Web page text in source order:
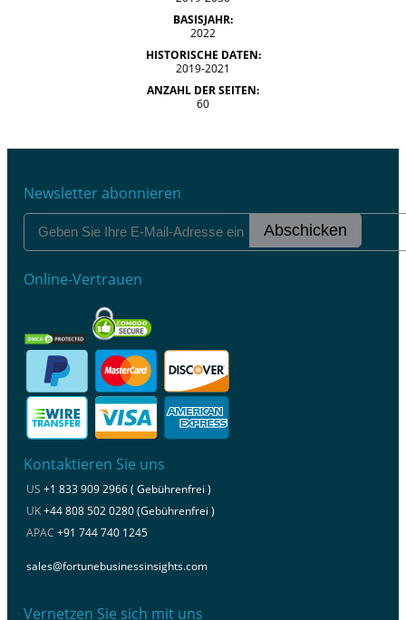
BASISJAHR:
2022
HISTORISCHE DATEN:
2019-2021
ANZAHL DER SEITEN:
60
Newsletter abonnieren
Abschicken
Online-Vertrauen
Kontaktieren Sie uns
US +1 833 909 2966 ( Gebührenfrei )
UK+44 808 502 0280 (Gebührenfrei )
APAC +91 744 740 1245
sales@fortunebusinessinsights.com
Vernetzen Sie sich mit uns